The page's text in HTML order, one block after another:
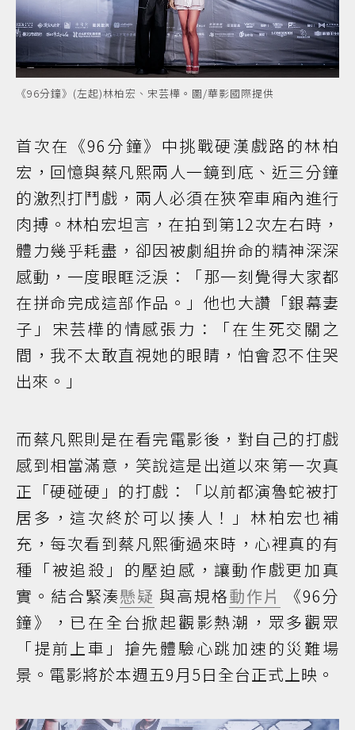
《96分鐘》(左起)林柏宏、宋芸樺。圖/華影國際提供
首次在《96分鐘》中挑戰硬漢戲路的林柏
宏，回憶與蔡凡熙兩人一鏡到底、近三分鐘
的激烈打鬥戲，兩人必須在狹窄車廂內進行
肉搏。林柏宏坦言，在拍到第12次左右時，
體力幾乎耗盡，卻因被劇組拚命的精神深深
感動，一度眼眶泛淚：「那一刻覺得大家都
在拼命完成這部作品。」他也大讚「銀幕妻
子」宋芸樺的情感張力：「在生死交關之
間，我不太敢直視她的眼睛，怕會忍不住哭
出來。」
而蔡凡熙則是在看完電影後，對自己的打戲
感到相當滿意，笑說這是出道以來第一次真
正「硬碰硬」的打戲：「以前都演魯蛇被打
居多，這次終於可以揍人！」林柏宏也補
充，每次看到蔡凡熙衝過來時，心裡真的有
種「被追殺」的壓迫感，讓動作戲更加真
實。結合緊湊懸疑 與高規格動作片
《96分
鐘》，已在全台掀起觀影熱潮，眾多觀眾
「提前上車」搶先體驗心跳加速的災難場
景。電影將於本週五9月5日全台正式上映。